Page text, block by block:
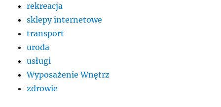
rekreacja
sklepy internetowe
transport
uroda
usługi
Wyposażenie Wnętrz
zdrowie